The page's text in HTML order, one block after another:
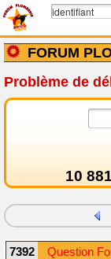
FORUM
Problème de
10 881
7392 Question